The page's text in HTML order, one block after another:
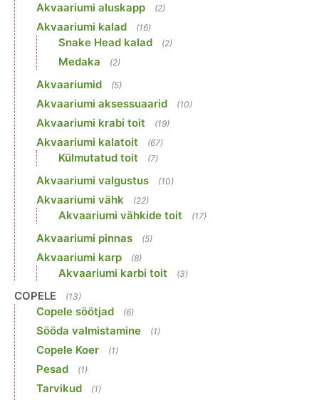
Akvaariumi aluskapp (2)
Akvaariumi kalad (16)
Snake Head kalad (2)
Medaka (2)
Akvaariumid (5)
Akvaariumi aksessuaarid (10)
Akvaariumi krabi toit (19)
Akvaariumi kalatoit (67)
Külmutatud toit (7)
Akvaariumi valgustus (10)
Akvaariumi vähk (22)
Akvaariumi vähkide toit (17)
Akvaariumi pinnas (5)
Akvaariumi karp (8)
Akvaariumi karbi toit (3)
COPELE (13)
Copele söötjad (6)
Sööda valmistamine (1)
Copele Koer (1)
Pesad (1)
Tarvikud (1)